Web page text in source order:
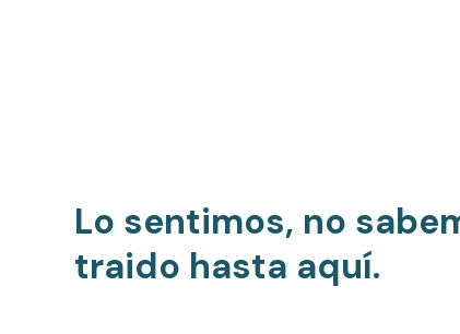
Lo sentimos, no
traido hasta aquí.